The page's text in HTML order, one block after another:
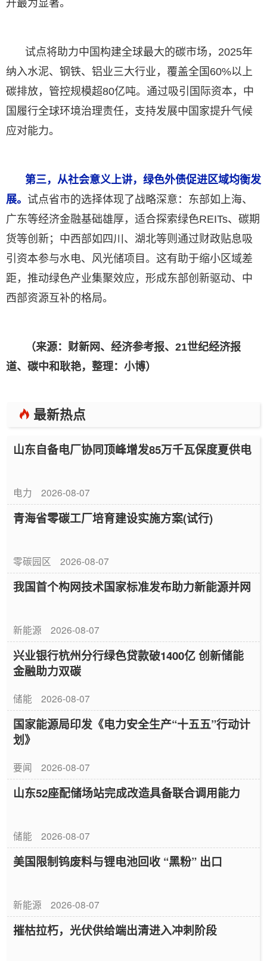
升最为显著。
试点将助力中国构建全球最大的碳市场，2025年
纳入水泥、钢铁、铝业三大行业，覆盖全国60%以上
碳排放，管控规模超80亿吨。通过吸引国际资本，中
国履行全球环境治理责任，支持发展中国家提升气候
应对能力。
第三，从社会意义上讲，绿色外债促进区域均衡发
展。 试点省市的选择体现了战略深意：东部如上海、
广东等经济金融基础雄厚，适合探索绿色REITs、碳期
货等创新；中西部如四川、湖北等则通过财政贴息吸
引资本参与水电、风光储项目。这有助于缩小区域差
距，推动绿色产业集聚效应，形成东部创新驱动、中
西部资源互补的格局。
（来源：财新网、经济参考报、21世纪经济报
道、碳中和耿艳，整理：小博）
最新热点
山东自备电厂协同顶峰增发85万千瓦保度夏供电
电力 2026-08-07
青海省零碳工厂培育建设实施方案(试行)
零碳园区 2026-08-07
我国首个构网技术国家标准发布助力新能源并网
新能源 2026-08-07
兴业银行杭州分行绿色贷款破1400亿 创新储能
金融助力双碳
储能 2026-08-07
国家能源局印发《电力安全生产“十五五”行动计
划》
要闻 2026-08-07
山东52座配储场站完成改造具备联合调用能力
储能 2026-08-07
美国限制钨废料与锂电池回收 “黑粉” 出口
新能源 2026-08-07
摧枯拉朽，光伏供给端出清进入冲刺阶段